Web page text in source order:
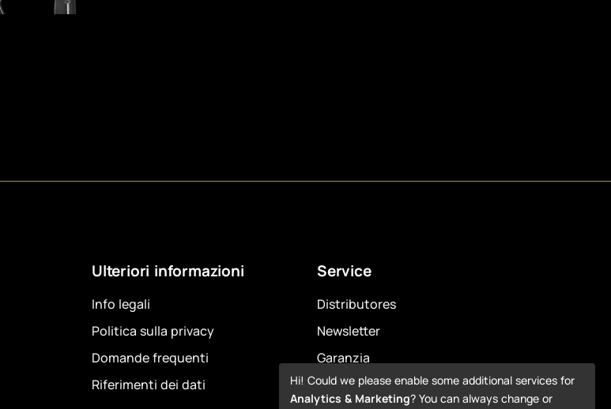
Ulteriori informazioni
Info legali
Politica sulla privacy
Domande frequenti
Riferimenti dei dati
Service
Distributores
Newsletter
Garanzia
Downloads
Hi! Could we please enable some additional services for
Analytics & Marketing? You can always change or